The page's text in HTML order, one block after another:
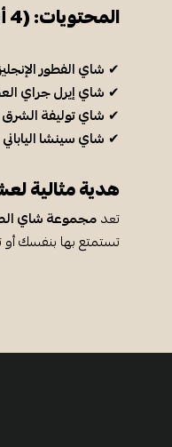
المحتويات: (4 أنواع) – كل نوع يحتوي على 5 أكياس شاي
✔ شاي الفطور
✔ شاي إيرل جراي
✔ شاي توليفة
✔ شاي سينشا الياباني
هدية مثالية
تعدمجموعة شاي
تستمتع بها بنفسك